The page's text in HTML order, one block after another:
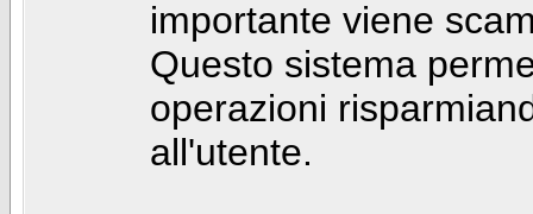
importante viene
Questo sistema
operazioni
all'utente.